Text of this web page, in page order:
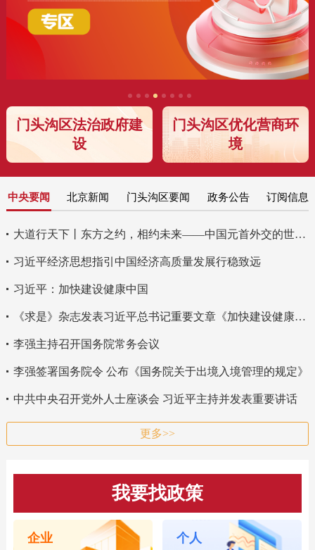
门头沟区法治政府建
设
门头沟区优化营商环
境
中央要闻 北京新闻 门头沟区要闻 政务公告 订阅信息
大道行天下丨东方之约，相约未来——中国元首外交的世界情怀与大国气派
习近平经济思想指引中国经济高质量发展行稳致远
习近平：加快建设健康中国
《求是》杂志发表习近平总书记重要文章《加快建设健康中国》
李强主持召开国务院常务会议
李强签署国务院令 公布《国务院关于出境入境管理的规定》
中共中央召开党外人士座谈会 习近平主持并发表重要讲话
更多>>
我要找政策
企业 个人